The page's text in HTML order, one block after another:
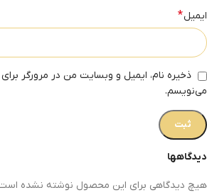
دیدگاهها
هیچ دیدگاهی برای این محصول نوشته نشده
ایمیل*
ذخیره نام، ایمیل و وبسایت من در مرورگر
می‌نویسم.